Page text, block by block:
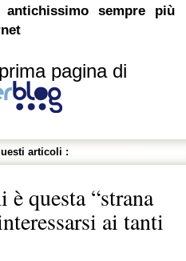
sempre più
pagina di
articoli :
questa “strana
ai tanti